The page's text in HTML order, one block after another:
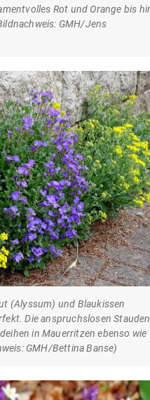
Rot und Orange bis
GMH/Jens
(Alyssum) und Blaukissen
Die anspruchslosen Stauden
in Mauerritzen ebenso wie
GMH/Bettina Banse)